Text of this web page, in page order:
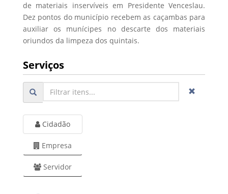
de materiais inservíveis em Presidente Venceslau.
Dez pontos do município recebem as caçambas para
auxiliar os munícipes no descarte dos materiais
oriundos da limpeza dos quintais.
Serviços
Cidadão
Empresa
Servidor